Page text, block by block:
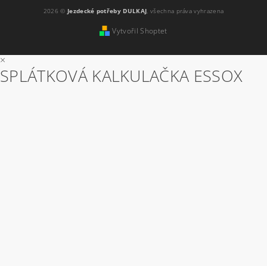
2026 © Jezdecké potřeby DULKAJ, všechna práva vyhrazena
Vytvořil Shoptet
×
SPLÁTKOVÁ KALKULAČKA ESSOX